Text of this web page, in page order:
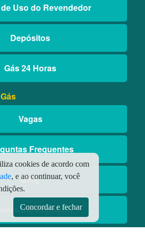
Uso do Revendedor
Depósitos
Gás 24 Horas
Vagas
Frequentes
Blog
Premiado
cookies de acordo com
, e ao continuar, você
Concordar e fechar